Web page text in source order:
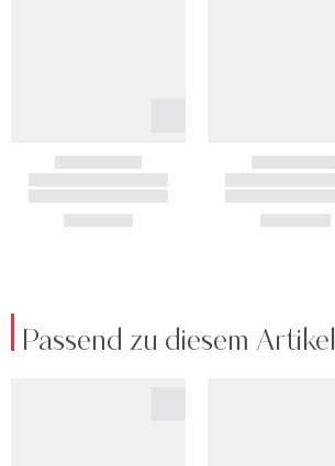
Passend zu diesem Artikel